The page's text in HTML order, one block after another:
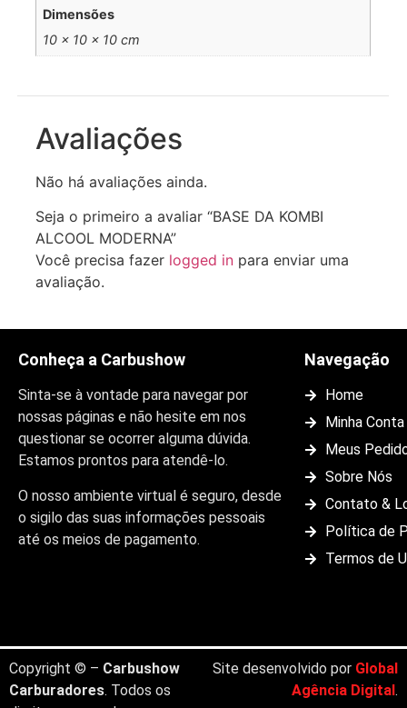
Dimensões
10 × 10 × 10 cm
Avaliações
Não há avaliações ainda.
Seja o primeiro a avaliar “BASE DA KOMBI
ALCOOL MODERNA”
Você precisa fazer logged in para enviar uma
avaliação.
Conheça a Carbushow
Sinta-se à vontade para navegar por
nossas páginas e não hesite em nos
questionar se ocorrer alguma dúvida.
Estamos prontos para atendê-lo.
O nosso ambiente virtual é seguro, desde
o sigilo das suas informações pessoais
até os meios de pagamento.
Navegação
Home
Minha Conta
Meus
Sobre Nós
Contato &
Política de
Termos de
Copyright © – Carbushow
Carburadores. Todos os
Site desenvolvido por Global
Agência Digital.